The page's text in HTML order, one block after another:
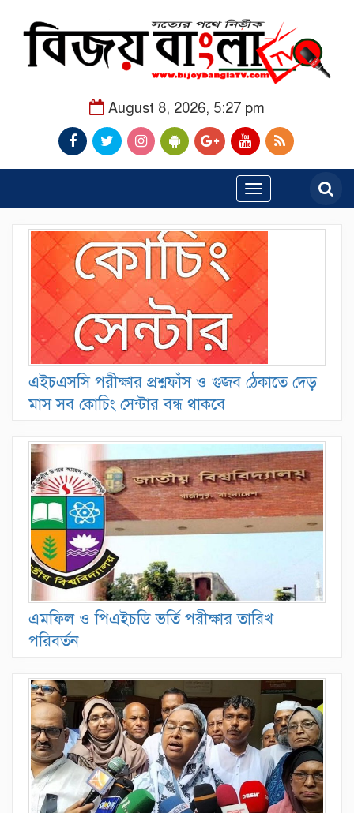
August 8, 2026, 5:27 pm
Toggle
navigation
এইচএসসি পরীক্ষার প্রশ্নফাঁস ও গুজব ঠেকাতে দেড়
মাস সব কোচিং সেন্টার বন্ধ থাকবে
এমফিল ও পিএইচডি ভর্তি পরীক্ষার তারিখ
পরিবর্তন